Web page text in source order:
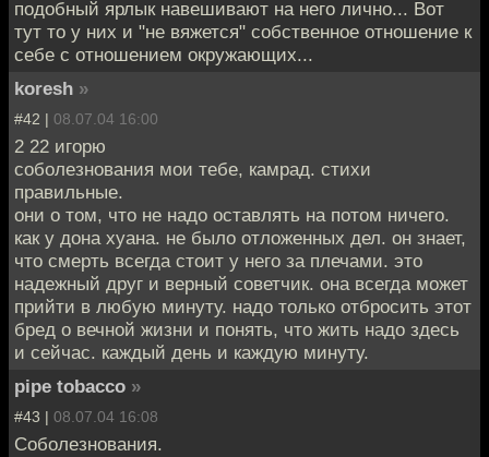
подобный ярлык навешивают на него лично... Вот
тут то у них и "не вяжется" собственное отношение к
себе с отношением окружающих...
koresh »
#42 | 08.07.04 16:00
2 22 игорю
соболезнования мои тебе, камрад. стихи
правильные.
они о том, что не надо оставлять на потом ничего.
как у дона хуана. не было отложенных дел. он знает,
что смерть всегда стоит у него за плечами. это
надежный друг и верный советчик. она всегда может
прийти в любую минуту. надо только отбросить этот
бред о вечной жизни и понять, что жить надо здесь
и сейчас. каждый день и каждую минуту.
pipe tobacco »
#43 | 08.07.04 16:08
Соболезнования.